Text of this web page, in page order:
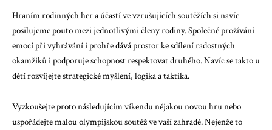
Hraním rodinných her a účastí ve vzrušujících soutěžích si navíc
posilujeme pouto mezi jednotlivými členy rodiny. Společné prožívání
emocí při vyhrávání i prohře dává prostor ke sdílení radostných
okamžiků i podporuje schopnost respektovat druhého. Navíc se takto u
dětí rozvíjejte strategické myšlení, logika a taktika.
Vyzkoušejte proto následujícím víkendu nějakou novou hru nebo
uspořádejte malou olympijskou soutěž ve vaší zahradě. Nejenže to